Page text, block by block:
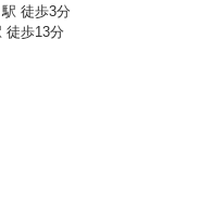
徒歩3分
徒歩13分